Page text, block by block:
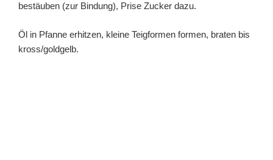
bestäuben (zur Bindung), Prise Zucker dazu.
Öl in Pfanne erhitzen, kleine Teigformen formen, braten bis
kross/goldgelb.